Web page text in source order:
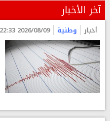
آخر الأخبار
أخبار وطنية 2026/08/09 22:33